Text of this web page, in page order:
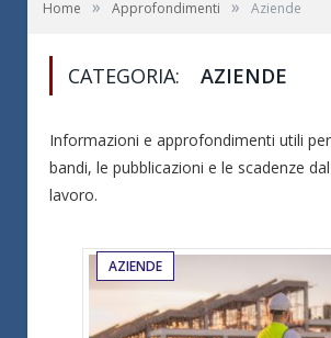
Home » Approfondimenti » Aziende
CATEGORIA: AZIENDE
Informazioni e approfondimenti utili
bandi, le pubblicazioni e le scadenze
lavoro.
AZIENDE